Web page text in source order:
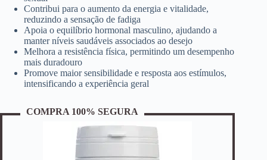
Contribui para o aumento da energia e vitalidade,
reduzindo a sensação de fadiga
Apoia o equilíbrio hormonal masculino, ajudando a
manter níveis saudáveis associados ao desejo
Melhora a resistência física, permitindo um desempenho
mais duradouro
Promove maior sensibilidade e resposta aos estímulos,
intensificando a experiência geral
COMPRA 100% SEGURA